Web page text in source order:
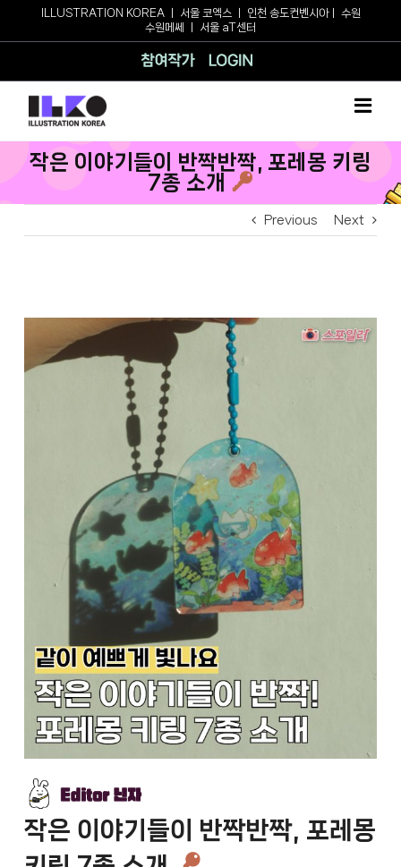
ILLUSTRATION KOREAㅣ 서울 코엑스 인천 송도컨벤시아ㅣ 수원
수원메쎄
서울 aT센터
참여작가
작은 이야기들이 반짝반짝, 포레몽 키링
7종 소개
Previous Next
작은 이야기들이 반짝반짝, 포레몽